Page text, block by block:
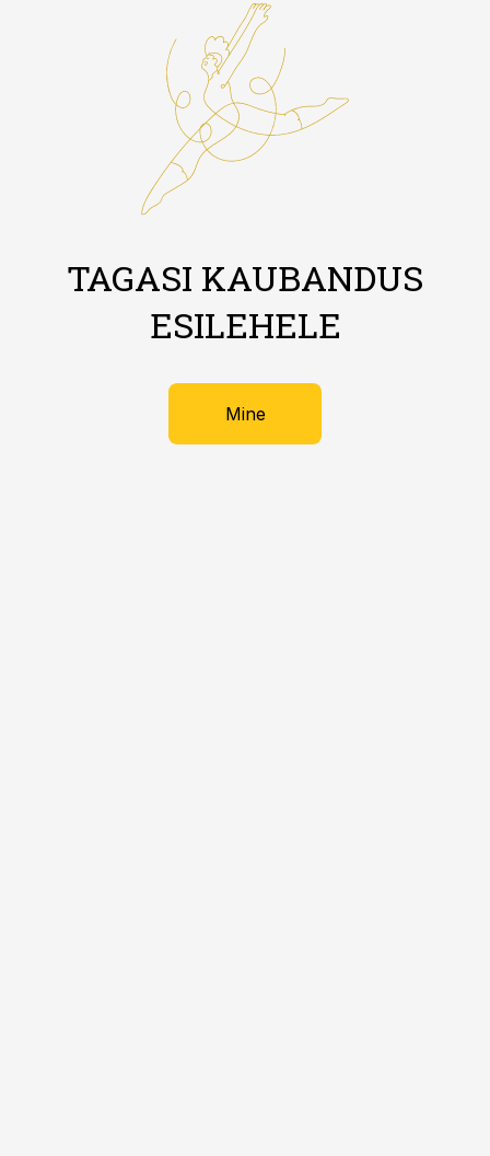
TAGASI KAUBANDUS
ESILEHELE
Mine